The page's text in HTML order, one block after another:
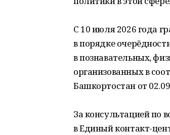
С 10 июля 2026 года
в порядке
в познавательных,
организованных в
Башкортостан от
За консультацией по
в Единый контакт-